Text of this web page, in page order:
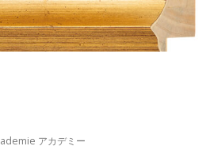
アカデミー